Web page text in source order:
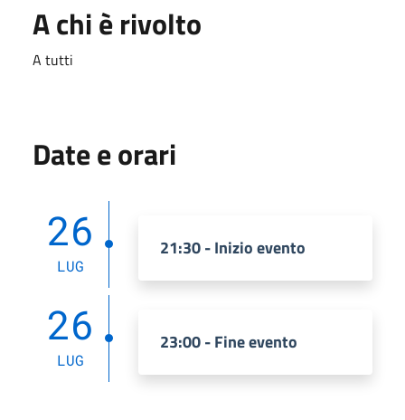
A chi è rivolto
A tutti
Date e orari
26
LUG
21:30 - Inizio evento
26
LUG
23:00 - Fine evento